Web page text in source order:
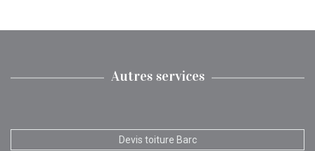
Autres services
Devis toiture Barc